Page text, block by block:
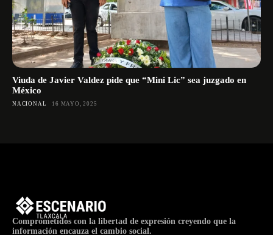
Viuda de Javier Valdez pide que “Mini Lic” sea juzgado en
México
NACIONAL 16 MAYO, 2025
Comprometidos con la libertad de expresión creyendo que la
información encauza el cambio social.